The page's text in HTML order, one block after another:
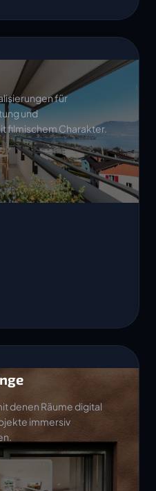
für
und
filmischem Charakter.
denen Räume digital
immersiv